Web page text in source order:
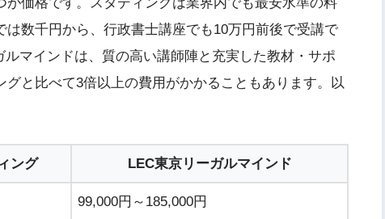
価格です。スタディングは業界内でも最安水準の料
数千円から、行政書士講座でも10万円前後で受講で
マインドは、質の高い講師陣と充実した教材・サポ
と比べて3倍以上の費用がかかることもあります。以
ング LEC東京リーガルマインド
99,000円～185,000円